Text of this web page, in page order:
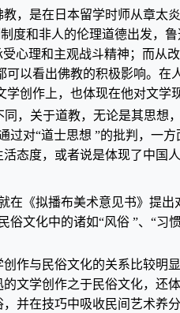
，是在日本留学时师从章
度和非人的伦理道德出发，
心理和主观战斗精神；而从
可以看出佛教的积极影响。
创作上，也体现在他对文学
，关于道教，无论是其思
过对“道士思想 ”的批判，一
态度，或者说是体现了中国
在《拟播布美术意见书》提
文化中的诸如“风俗 ”、“
作与民俗文化的关系比较
文学创作之于民俗文化，
并在技巧中吸收民间艺术养